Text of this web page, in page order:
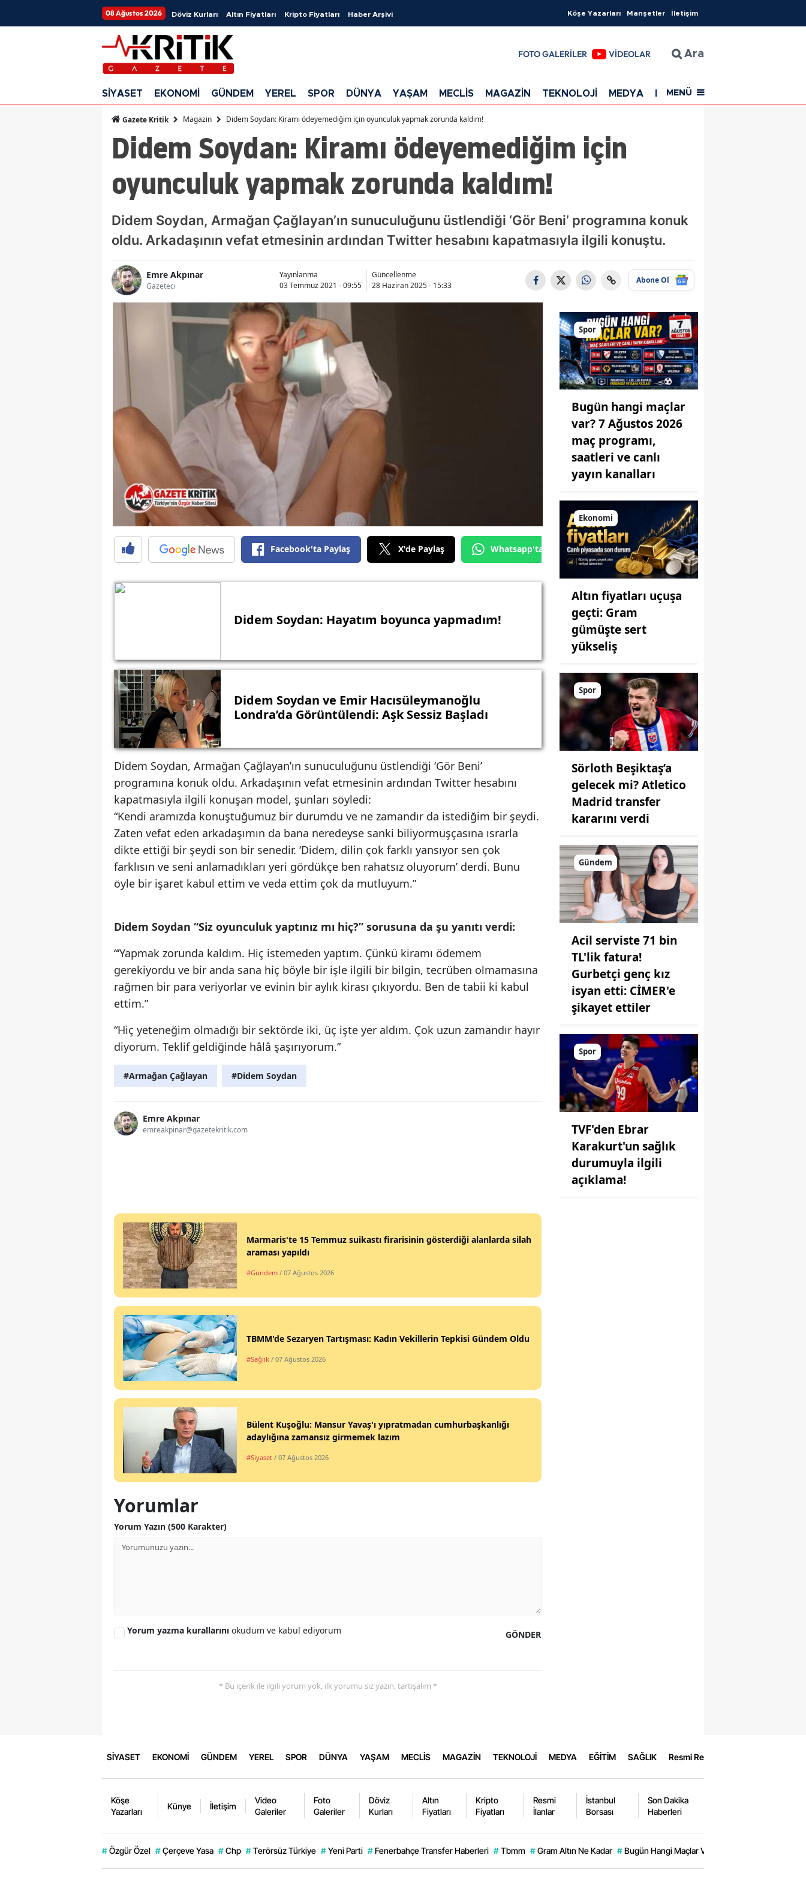
08 Ağustos 2026 Döviz Kurları Altın Fiyatları Kripto Fiyatları Haber Arşivi Köşe Yazarları Manşetler İletişim
FOTO GALERİLER VİDEOLAR Ara
SİYASET EKONOMİ GÜNDEM YEREL SPOR DÜNYA YAŞAM MECLİS MAGAZİN TEKNOLOJİ MEDYA EĞİTİM SAĞLIK
MENÜ
Gazete Kritik Magazin Didem Soydan: Kiramı ödeyemediğim için oyunculuk yapmak zorunda kaldım!
Didem Soydan: Kiramı ödeyemediğim için
oyunculuk yapmak zorunda kaldım!
Didem Soydan, Armağan Çağlayan’ın sunuculuğunu üstlendiği ‘Gör Beni’ programına konuk
oldu. Arkadaşının vefat etmesinin ardından Twitter hesabını kapatmasıyla ilgili konuştu.
Emre Akpınar
Gazeteci
Yayınlanma
03 Temmuz 2021 - 09:55
Güncellenme
28 Haziran 2025 - 15:33
Abone Ol
Facebook'ta Paylaş X'de Paylaş Whatsapp'tan Gönder
Didem Soydan: Hayatım boyunca yapmadım!
Didem Soydan ve Emir Hacısüleymanoğlu
Londra’da Görüntülendi: Aşk Sessiz Başladı
Didem Soydan, Armağan Çağlayan’ın sunuculuğunu üstlendiği ‘Gör Beni’
programına konuk oldu. Arkadaşının vefat etmesinin ardından Twitter hesabını
kapatmasıyla ilgili konuşan model, şunları söyledi:
“Kendi aramızda konuştuğumuz bir durumdu ve ne zamandır da istediğim bir şeydi.
Zaten vefat eden arkadaşımın da bana neredeyse sanki biliyormuşçasına ısrarla
dikte ettiği bir şeydi son bir senedir. ‘Didem, dilin çok farklı yansıyor sen çok
farklısın ve seni anlamadıkları yeri gördükçe ben rahatsız oluyorum’ derdi. Bunu
öyle bir işaret kabul ettim ve veda ettim çok da mutluyum.”
Didem Soydan “Siz oyunculuk yaptınız mı hiç?” sorusuna da şu yanıtı verdi:
“‘Yapmak zorunda kaldım. Hiç istemeden yaptım. Çünkü kiramı ödemem
gerekiyordu ve bir anda sana hiç böyle bir işle ilgili bir bilgin, tecrüben olmamasına
rağmen bir para veriyorlar ve evinin bir aylık kirası çıkıyordu. Ben de tabii ki kabul
ettim.”
“Hiç yeteneğim olmadığı bir sektörde iki, üç işte yer aldım. Çok uzun zamandır hayır
diyorum. Teklif geldiğinde hâlâ şaşırıyorum.”
#Armağan Çağlayan #Didem Soydan
Emre Akpınar
emreakpinar@gazetekritik.com
Marmaris'te 15 Temmuz suikastı firarisinin gösterdiği alanlarda silah
araması yapıldı
#Gündem / 07 Ağustos 2026
TBMM'de Sezaryen Tartışması: Kadın Vekillerin Tepkisi Gündem Oldu
#Sağlık / 07 Ağustos 2026
Bülent Kuşoğlu: Mansur Yavaş'ı yıpratmadan cumhurbaşkanlığı
adaylığına zamansız girmemek lazım
#Siyaset / 07 Ağustos 2026
Yorumlar
Yorum Yazın (500 Karakter)
GÖNDER
Yorum yazma kurallarını okudum ve kabul ediyorum
* Bu içerik ile ilgili yorum yok, ilk yorumu siz yazın, tartışalım *
Spor
Bugün hangi maçlar
var? 7 Ağustos 2026
maç programı,
saatleri ve canlı
yayın kanalları
Ekonomi
Altın fiyatları uçuşa
geçti: Gram
gümüşte sert
yükseliş
Spor
Sörloth Beşiktaş’a
gelecek mi? Atletico
Madrid transfer
kararını verdi
Gündem
Acil serviste 71 bin
TL'lik fatura!
Gurbetçi genç kız
isyan etti: CİMER'e
şikayet ettiler
Spor
TVF'den Ebrar
Karakurt'un sağlık
durumuyla ilgili
açıklama!
SİYASET EKONOMİ GÜNDEM YEREL SPOR DÜNYA YAŞAM MECLİS MAGAZİN TEKNOLOJİ MEDYA EĞİTİM SAĞLIK Resmi Reklamlar
Köşe
Yazarları
Künye İletişim
Video
Galeriler
Foto
Galeriler
Döviz
Kurları
Altın
Fiyatları
Kripto
Fiyatları
Resmi
İlanlar
İstanbul
Borsası
Son Dakika
Haberleri
# Özgür Özel # Çerçeve Yasa # Chp # Terörsüz Türkiye # Yeni Parti # Fenerbahçe Transfer Haberleri # Tbmm # Gram Altın Ne Kadar # Bugün Hangi Maçlar Var?